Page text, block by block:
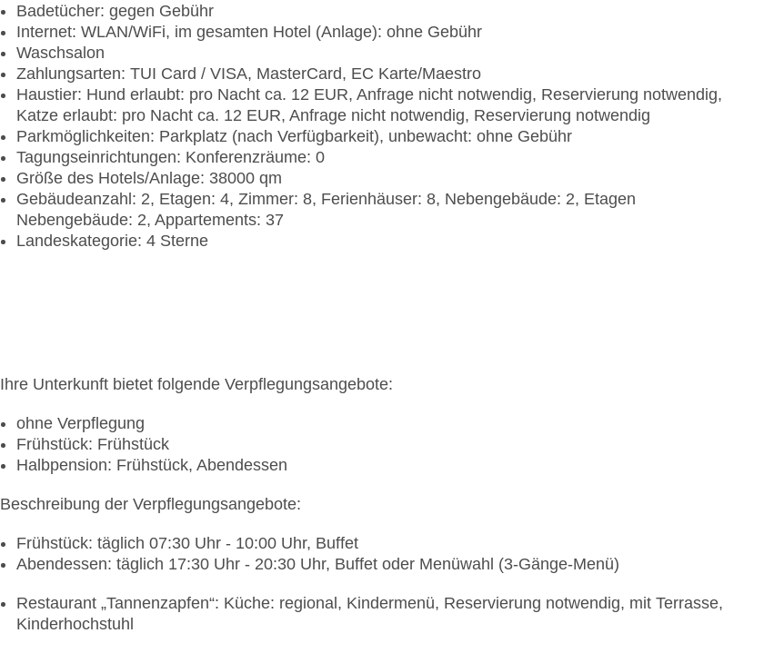
Badetücher: gegen Gebühr
Internet: WLAN/WiFi, im gesamten Hotel (Anlage): ohne Gebühr
Waschsalon
Zahlungsarten: TUI Card / VISA, MasterCard, EC Karte/Maestro
Haustier: Hund erlaubt: pro Nacht ca. 12 EUR, Anfrage nicht notwendig, Reservierung notwendig,
Katze erlaubt: pro Nacht ca. 12 EUR, Anfrage nicht notwendig, Reservierung notwendig
Parkmöglichkeiten: Parkplatz (nach Verfügbarkeit), unbewacht: ohne Gebühr
Tagungseinrichtungen: Konferenzräume: 0
Größe des Hotels/Anlage: 38000 qm
Gebäudeanzahl: 2, Etagen: 4, Zimmer: 8, Ferienhäuser: 8, Nebengebäude: 2, Etagen
Nebengebäude: 2, Appartements: 37
Landeskategorie: 4 Sterne
Ihre Unterkunft bietet folgende Verpflegungsangebote:
ohne Verpflegung
Frühstück: Frühstück
Halbpension: Frühstück, Abendessen
Beschreibung der Verpflegungsangebote:
Frühstück: täglich 07:30 Uhr - 10:00 Uhr, Buffet
Abendessen: täglich 17:30 Uhr - 20:30 Uhr, Buffet oder Menüwahl (3-Gänge-Menü)
Restaurant „Tannenzapfen“: Küche: regional, Kindermenü, Reservierung notwendig, mit Terrasse,
Kinderhochstuhl